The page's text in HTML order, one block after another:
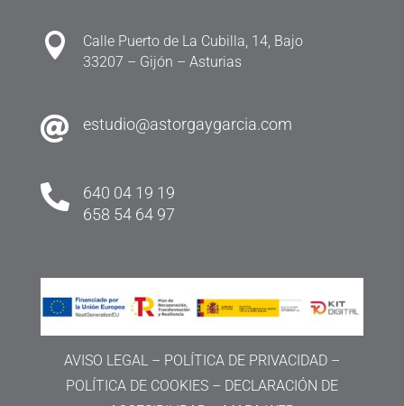

Calle Puerto de La Cubilla, 14, Bajo
33207 – Gijón – Asturias
 estudio@astorgaygarcia.com

640 04 19 19
658 54 64 97
AVISO LEGAL– POLÍTICA DE PRIVACIDAD–
POLÍTICA DE COOKIES– DECLARACIÓN DE